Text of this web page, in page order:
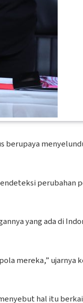
berupaya
perubahan
yang ada di
mereka,” ujarnya
hal itu